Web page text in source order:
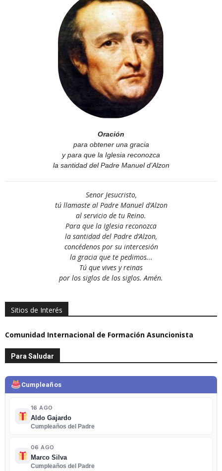
Oración
para obtener una gracia
y para que la Iglesia reconozca
la santidad del Padre Manuel d’Alzon
Senor Jesucristo,
tú llamaste al Padre Manuel d’Alzon
al servicio de tu Reino.
Para que la Iglesia reconozca
la santidad del Padre d’Alzon,
concédenos por su intercesión
la gracia que te pedimos...
Tú que vives y reinas
por los siglos de los siglos. Amén.
Sitios de Interés
Comunidad Internacional de Formación Asuncionista
Para Saludar
Cumpleaños
16 AGO
Aldo Gajardo
Cumpleaños del Padre
06 AGO
Marco Silva
Cumpleaños del Padre